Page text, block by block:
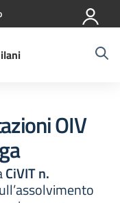
OIV
CiVIT n.